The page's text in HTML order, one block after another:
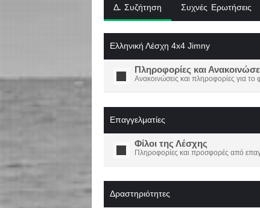
Δ. Συζήτηση Συχνές Ερωτήσεις
Ελληνική Λέσχη 4x4 Jimny
Πληροφορίες και
Ανακοινώσεις και πληροφορίες για
Επαγγελματίες
Φίλοι της Λέσχης
Πληροφορίες και προσφορές από
Δραστηριότητες